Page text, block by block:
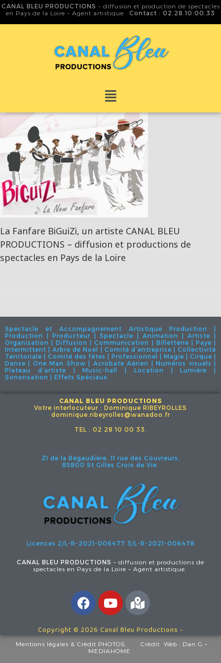
CANAL BLEU PRODUCTIONS – diffusion et production de spectacles
en Pays de la Loire – Agent artistique. Contact : 02.28.10.00.33
La Fanfare BiGuiZi, un artiste CANAL BLEU
PRODUCTIONS – diffusion et productions de
spectacles en Pays de la Loire
Spectacle et Accompagnement Artistique Production |
Production | Producteur | Spectacle | Animation | Artiste |
Organisation | Diffusion | Communication | Billetterie | Paye |
Intermittent | Arbre de Noël | Comité d’entreprise | Collectivité
Territoriale | Comité des fêtes | Professionnel | Magie | Cirque |
Danse | One Man Show | Acrobate Aérien | Numéros visuels |
Plateau d’artiste | Music-hall | Location | Lumière |
Sonorisation | Effets Spéciaux.
CANAL BLEU PRODUCTIONS
Votre interlocuteur : Dominique RIBEYROLLES
dominique.ribeyrolles@wanadoo.fr
TEL : 02 28 10 00 33.
ZI de la Bégaudière, 11 rue des Couvreurs,
85800 St Gilles Croix de Vie.
Licences 2/L-R-2021-006477 3/L-R-2021-006478
CANAL BLEU PRODUCTIONS – diffusion et productions de
spectacles en Pays de la Loire – Agent artistique.
Copyright © 2026 Canal Bleu Productions -
Mentions légales & Crédit PHOTOS. Crédit Web : Dan G –
MEDIAHOME